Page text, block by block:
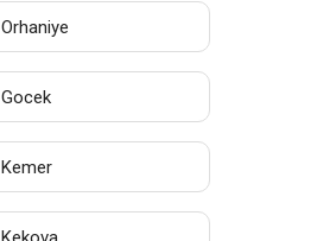
Orhaniye
Gocek
Kemer